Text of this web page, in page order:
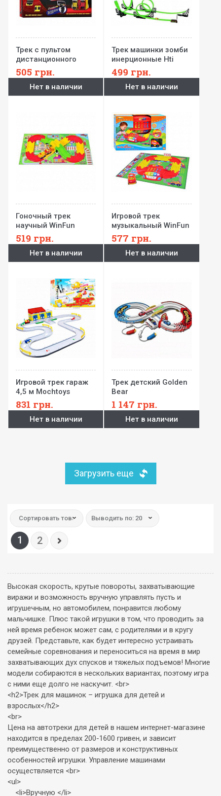
Трек с пультом
дистанционного
управления Bambi
505 грн.
Нет в наличии
Трек машинки зомби
инерционные Hti
499 грн.
Нет в наличии
Гоночный трек
научный WinFun
519 грн.
Нет в наличии
Игровой трек
музыкальный WinFun
577 грн.
Нет в наличии
Игровой трек гараж
4,5 м Mochtoys
831 грн.
Нет в наличии
Трек детский Golden
Bear
1 147 грн.
Нет в наличии
Загрузить еще
Сортировать товар: Выводить по: 20
1 2
Высокая скорость, крутые повороты, захватывающие
виражи и возможность вручную управлять пусть и
игрушечным, но автомобилем, понравится любому
мальчишке. Плюс такой игрушки в том, что проводить за
ней время ребенок может сам, с родителями и в кругу
друзей. Представьте, как будет интересно устраивать
семейные соревнования и переноситься на время в мир
захватывающих дух спусков и тяжелых подъемов! Многие
модели собираются в нескольких вариантах, поэтому игра
с ними еще долго не наскучит. <br>
<h2>Трек для машинок – игрушка для детей и
взрослых</h2>
<br>
Цена на автотреки для детей в нашем интернет-магазине
находится в пределах 200-1600 гривен, и зависит
преимущественно от размеров и конструктивных
особенностей игрушки. Управление машинами
осуществляется <br>
<ul>
<li>Вручную </li>